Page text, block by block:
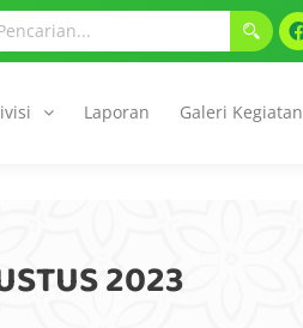
Laporan Galeri Kegiatan
2023